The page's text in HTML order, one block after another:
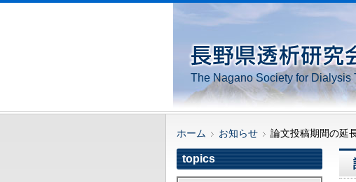
The Nagano Society for Dialysis
ホーム お知らせ 論文投稿期間の延
topics